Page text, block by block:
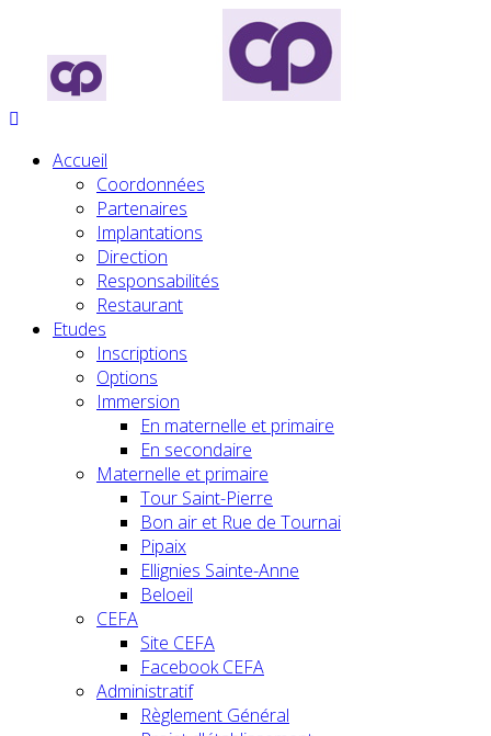
Accueil
Coordonnées
Partenaires
Implantations
Direction
Responsabilités
Restaurant
Etudes
Inscriptions
Options
Immersion
En maternelle et primaire
En secondaire
Maternelle et primaire
Tour Saint-Pierre
Bon air et Rue de Tournai
Pipaix
Ellignies Sainte-Anne
Beloeil
CEFA
Site CEFA
Facebook CEFA
Administratif
Règlement Général